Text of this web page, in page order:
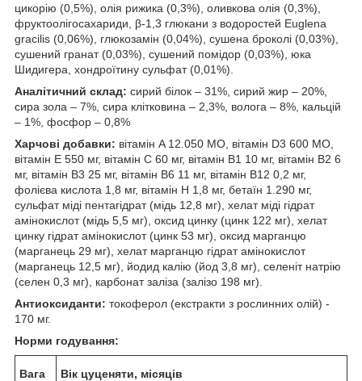
цикорію (0,5%), олія рижика (0,3%), оливкова олія (0,3%),
фруктоолігосахариди, β-1,3 глюкани з водоростей Euglena
gracilis (0,06%), глюкозамін (0,04%), сушена броколі (0,03%),
сушений гранат (0,03%), сушений помідор (0,03%), юка
Шидигера, хондроїтину сульфат (0,01%).
Аналітичний склад: сирий білок – 31%, сирий жир – 20%,
сира зола – 7%, сира клітковина – 2,3%, волога – 8%, кальцій
– 1%, фосфор – 0,8%
Харчові добавки: вітамін A 12.050 МО, вітамін D3 600 МО,
вітамін E 550 мг, вітамін C 60 мг, вітамін B1 10 мг, вітамін B2 6
мг, вітамін B3 25 мг, вітамін B6 11 мг, вітамін B12 0,2 мг,
фолієва кислота 1,8 мг, вітамін H 1,8 мг, бетаїн 1.290 мг,
сульфат міді пентагідрат (мідь 12,8 мг), хелат міді гідрат
амінокислот (мідь 5,5 мг), оксид цинку (цинк 122 мг), хелат
цинку гідрат амінокислот (цинк 53 мг), оксид марганцю
(марганець 29 мг), хелат марганцю гідрат амінокислот
(марганець 12,5 мг), йодид калію (йод 3,8 мг), селеніт натрію
(селен 0,3 мг), карбонат заліза (залізо 198 мг).
Антиоксиданти: токоферол (екстракти з рослинних олій) -
170 мг.
Норми годування:
Вага
Вік цуценяти, місяців